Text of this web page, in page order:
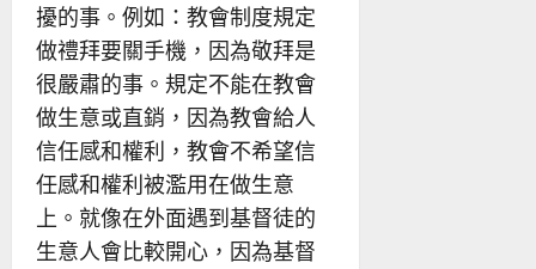
擾的事。例如：教會制度規定
做禮拜要關手機，因為敬拜是
很嚴肅的事。規定不能在教會
做生意或直銷，因為教會給人
信任感和權利，教會不希望信
任感和權利被濫用在做生意
上。就像在外面遇到基督徒的
生意人會比較開心，因為基督